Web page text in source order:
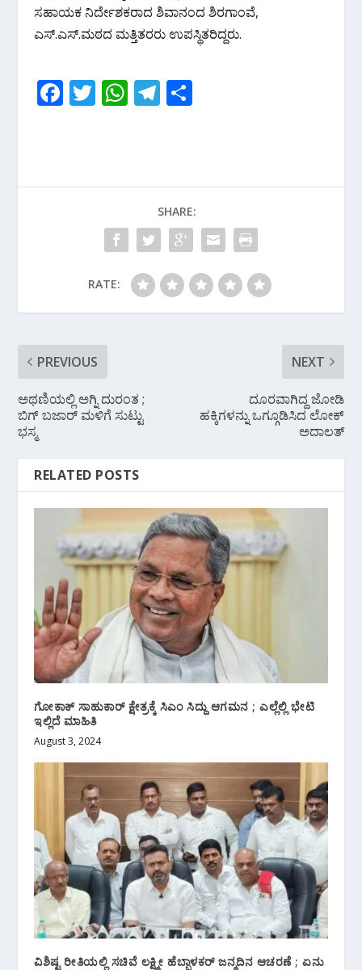
ಸಹಾಯಕ ನಿರ್ದೇಶಕರಾದ ಶಿವಾನಂದ ಶಿರಗಾಂವೆ,
ಎಸ್.ಎಸ್.ಮಠದ ಮತ್ತಿತರರು ಉಪಸ್ಥಿತರಿದ್ದರು.
F
ac
o
T
w
W
h
A
p
p
T
el
a
m
SHARE:
RATE:
PREVIOUS
ಅಥಣಿಯಲ್ಲಿ ಅಗ್ನಿ ದುರಂತ ;
ಬಿಗ್ ಬಜಾರ್ ಮಳಿಗೆ ಸುಟ್ಟು
ಭಸ್ಮ
NEXT
ದೂರವಾಗಿದ್ದ ಜೋಡಿ
ಹಕ್ಕಿಗಳನ್ನು ಒಗ್ಗೂಡಿಸಿದ ಲೋಕ್
ಅದಾಲತ್
RELATED POSTS
ಗೋಕಾಕ್ ಸಾಹುಕಾರ್ ಕ್ಷೇತ್ರಕ್ಕೆ ಸಿಎಂ ಸಿದ್ದು ಆಗಮನ ; ಎಲ್ಲೆಲ್ಲಿ ಭೇಟಿ
ಇಲ್ಲಿದೆ ಮಾಹಿತಿ
August 3, 2024
ವಿಶಿಷ್ಟ ರೀತಿಯಲ್ಲಿ ಸಚಿವೆ ಲಕ್ಷ್ಮೀ ಹೆಬ್ಬಾಳಕರ್ ಜನ್ಮದಿನ ಆಚರಣೆ ; ಏನು